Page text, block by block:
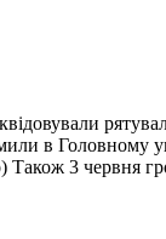
в Головному
3 червня